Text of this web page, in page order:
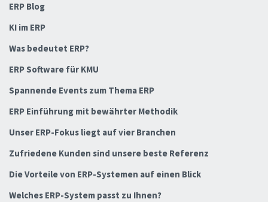
ERP Blog
KI im ERP
Was bedeutet ERP?
ERP Software für KMU
Spannende Events zum Thema ERP
ERP Einführung mit bewährter Methodik
Unser ERP-Fokus liegt auf vier Branchen
Zufriedene Kunden sind unsere beste Referenz
Die Vorteile von ERP-Systemen auf einen Blick
Welches ERP-System passt zu Ihnen?